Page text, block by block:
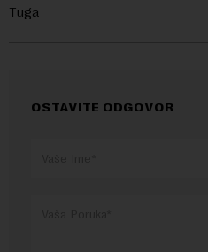
Tuga
OSTAVITE ODGOVOR